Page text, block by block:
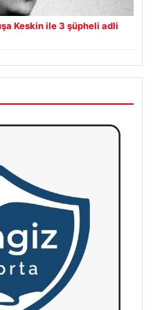
Keskin ile 3 şüpheli adli